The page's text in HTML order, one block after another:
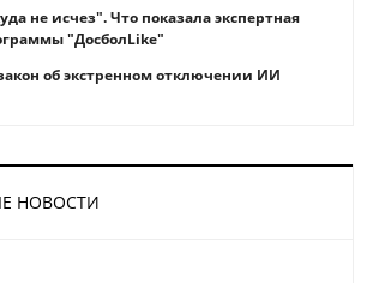
не исчез". Что показала экспертная
"ДосболLike"
об экстренном отключении ИИ
НОВОСТИ